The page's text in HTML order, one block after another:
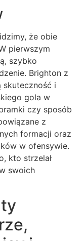
że obie
pierwszym
szybko
Brighton z
skuteczność i
gola w
czy sposób
z
formacji oraz
w ofensywie.
kto strzelał
swoich